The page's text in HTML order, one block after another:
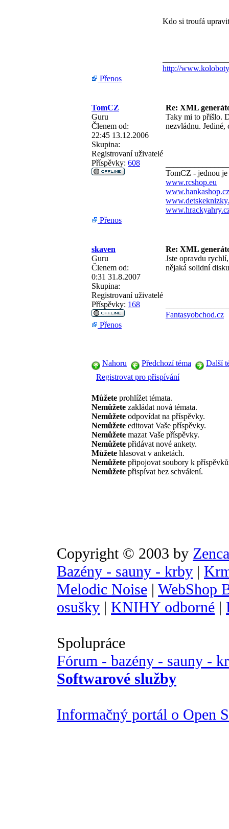
Kdo si troufá
http://
Přenos
TomCZ
Re: XML
Guru
Členem od:
22:45 13.12.2006
Skupina:
Registrovaní uživatelé
Příspěvky: 608
Taky mi to přišlo.
nezvládnu. Jediné,
TomCZ - jednou
www.rcshop.eu
www.hankashop.cz
Přenos
skaven
Re: XML
Guru
Členem od:
0:31 31.8.2007
Skupina:
Registrovaní uživatelé
Příspěvky: 168
Jste opravdu
nějaká solidní
Fantasyobchod.cz
Přenos
Nahoru Předchozí téma
Další
Registrovat pro přispívání
Můžete prohlížet témata.
Nemůžete zakládat nová témata.
Nemůžete odpovídat na příspěvky.
Nemůžete editovat Vaše příspěvky.
Nemůžete mazat Vaše příspěvky.
Nemůžete přidávat nové ankety.
Můžete hlasovat v anketách.
Nemůžete připojovat soubory k
Nemůžete přispívat bez schválení.
Copyright © 2003 by
Bazény - sauny - krby |
Melodic Noise | WebShop
osušky | KNIHY odborné |
Spolupráce
Fórum - bazény - sauny -
Softwarové služby
Informačný portál o Open